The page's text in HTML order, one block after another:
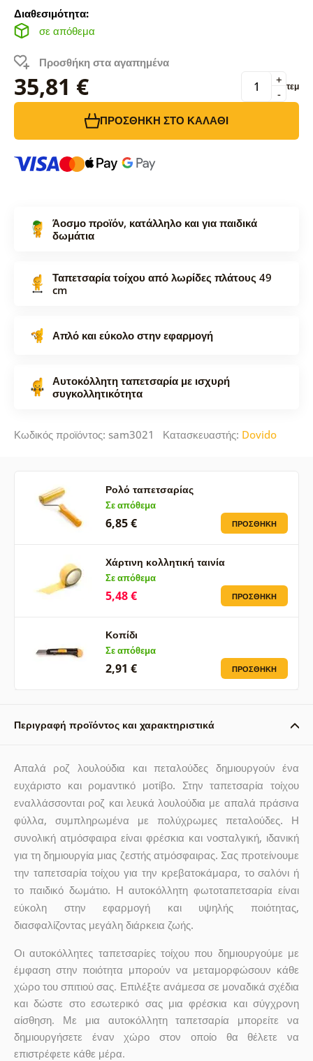
Διαθεσιμότητα:
σε απόθεμα
Προσθήκη στα αγαπημένα
35,81 € -
+ τεμ
ΠΡΟΣΘΉΚΗ ΣΤΟ ΚΑΛΆΘΙ
Άοσμο προϊόν, κατάλληλο και για παιδικά
δωμάτια
Ταπετσαρία τοίχου από λωρίδες πλάτους 49
cm
Απλό και εύκολο στην εφαρμογή
Αυτοκόλλητη ταπετσαρία με ισχυρή
συγκολλητικότητα
Κωδικός προϊόντος: sam3021 Κατασκευαστής: Dovido
Ρολό ταπετσαρίας
Σε απόθεμα
6,85 € ΠΡΟΣΘΉΚΗ
Χάρτινη κολλητική ταινία
Σε απόθεμα
5,48 € ΠΡΟΣΘΉΚΗ
Κοπίδι
Σε απόθεμα
2,91 € ΠΡΟΣΘΉΚΗ
Περιγραφή προϊόντος και χαρακτηριστικά
Απαλά ροζ λουλούδια και πεταλούδες δημιουργούν ένα
ευχάριστο και ρομαντικό μοτίβο. Στην ταπετσαρία τοίχου
εναλλάσσονται ροζ και λευκά λουλούδια με απαλά πράσινα
φύλλα, συμπληρωμένα με πολύχρωμες πεταλούδες. Η
συνολική ατμόσφαιρα είναι φρέσκια και νοσταλγική, ιδανική
για τη δημιουργία μιας ζεστής ατμόσφαιρας. Σας προτείνουμε
την ταπετσαρία τοίχου για την κρεβατοκάμαρα, το σαλόνι ή
το παιδικό δωμάτιο. Η αυτοκόλλητη φωτοταπετσαρία είναι
εύκολη στην εφαρμογή και υψηλής ποιότητας,
διασφαλίζοντας μεγάλη διάρκεια ζωής.
Οι αυτοκόλλητες ταπετσαρίες τοίχου που δημιουργούμε με
έμφαση στην ποιότητα μπορούν να μεταμορφώσουν κάθε
χώρο του σπιτιού σας. Επιλέξτε ανάμεσα σε μοναδικά σχέδια
και δώστε στο εσωτερικό σας μια φρέσκια και σύγχρονη
αίσθηση. Με μια αυτοκόλλητη ταπετσαρία μπορείτε να
δημιουργήσετε έναν χώρο στον οποίο θα θέλετε να
επιστρέφετε κάθε μέρα.